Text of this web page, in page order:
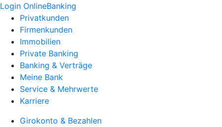
Login OnlineBanking
Privatkunden
Firmenkunden
Immobilien
Private Banking
Banking & Verträge
Meine Bank
Service & Mehrwerte
Karriere
Girokonto & Bezahlen